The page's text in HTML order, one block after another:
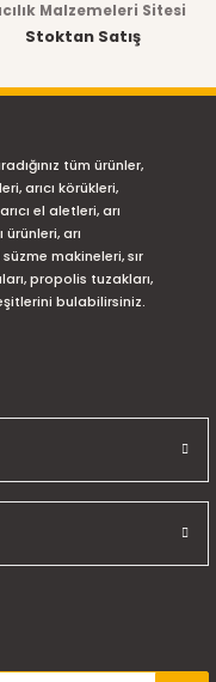
Malzemeleri Sitesi
Stoktan Satış
tüm ürünler,
arıcı körükleri,
el aletleri, arı
arı
makineleri, sır
propolis tuzakları,
bulabilirsiniz.